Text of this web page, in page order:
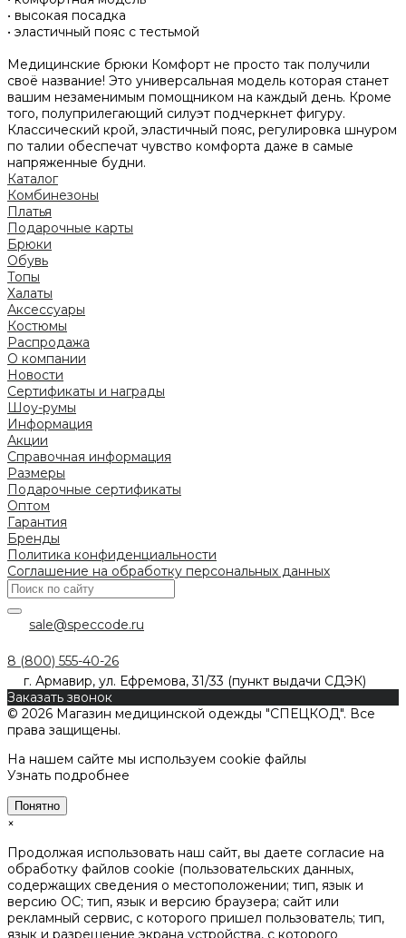
• высокая посадка
• эластичный пояс с тестьмой
Медицинские брюки Комфорт не просто так получили
своё название! Это универсальная модель которая станет
вашим незаменимым помощником на каждый день. Кроме
того, полуприлегающий силуэт подчеркнет фигуру.
Классический крой, эластичный пояс, регулировка шнуром
по талии обеспечат чувство комфорта даже в самые
напряженные будни.
Каталог
Комбинезоны
Платья
Подарочные карты
Брюки
Обувь
Топы
Халаты
Аксессуары
Костюмы
Распродажа
О компании
Новости
Сертификаты и награды
Шоу-румы
Информация
Акции
Справочная информация
Размеры
Подарочные сертификаты
Оптом
Гарантия
Бренды
Политика конфиденциальности
Соглашение на обработку персональных данных
sale@speccode.ru
8 (800) 555-40-26
г. Армавир, ул. Ефремова, 31/33 (пункт выдачи СДЭК)
Заказать звонок
© 2026 Магазин медицинской одежды "СПЕЦКОД". Все
права защищены.
На нашем сайте мы используем cookie файлы
Узнать подробнее
Понятно
×
Продолжая использовать наш сайт, вы даете согласие на
обработку файлов cookie (пользовательских данных,
содержащих сведения о местоположении; тип, язык и
версию ОС; тип, язык и версию браузера; сайт или
рекламный сервис, с которого пришел пользователь; тип,
язык и разрешение экрана устройства, с которого